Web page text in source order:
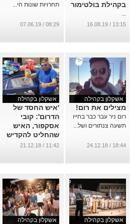
בקהילת בולטימור
...
13:15 / 16.08.19
תחרויות שונות הי...
08:29 / 07.06.19
אשקלון בקהילה
מצילים את רום!
רום ניר עבר כבר בחייו
תשעה צנתורים ושל...
18:44 / 24.12.18
אשקלון בקהילה
'איש החסד של
הדרום': קובי
אסקפור, האיש
שהחליט להקדיש
את חייו לעזרה
...
11:42 / 21.12.18
אשקלון בקהילה אשקלון בקהילה